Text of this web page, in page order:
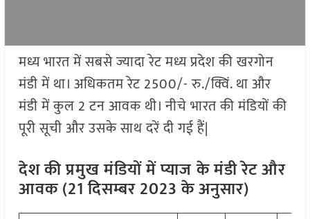
मध्य भारत में सबसे ज्यादा रेट मध्य प्रदेश की खरगोन
मंडी में था। अधिकतम रेट 2500/- रु./क्विं. था और
मंडी में कुल 2 टन आवक थी। नीचे भारत की मंडियों की
पूरी सूची और उसके साथ दरें दी गई हैं|
देश की प्रमुख मंडियों में प्याजके मंडी रेट और
आवक (21 दिसम्बर 2023 के अनुसार)